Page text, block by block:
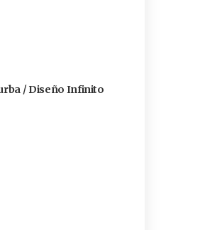
/ Diseño Infinito